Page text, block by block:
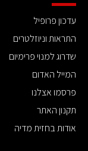
עדכון פרופיל
התראות וניוזלטרים
שדרוג למנוי פרימיום
המייל האדום
פרסמו אצלנו
תקנון האתר
אודות בחזית מדיה